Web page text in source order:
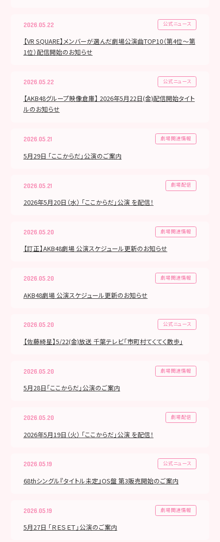
2026.05.22 公式ニュース
【VR SQUARE】メンバーが選んだ劇場公演曲TOP10（第4位〜第
1位）配信開始のお知らせ
2026.05.22 公式ニュース
【AKB48グループ映像倉庫】 2026年5月22日(金)配信開始タイト
ルのお知らせ
2026.05.21 劇場関連情報
5月29日 「ここからだ」公演のご案内
2026.05.21 劇場配信
2026年5月20日（水） 「ここからだ」公演 を配信！
2026.05.20 劇場関連情報
【訂正】AKB48劇場 公演スケジュール更新のお知らせ
2026.05.20 劇場関連情報
AKB48劇場 公演スケジュール更新のお知らせ
2026.05.20 公式ニュース
【佐藤綺星】5/22(金)放送 千葉テレビ「市町村てくてく散歩」
2026.05.20 劇場関連情報
5月28日「ここからだ」公演のご案内
2026.05.20 劇場配信
2026年5月19日（火） 「ここからだ」公演 を配信！
2026.05.19 公式ニュース
68thシングル『タイトル未定』OS盤 第3販売開始のご案内
2026.05.19 劇場関連情報
5月27日 「ＲＥＳＥＴ」公演のご案内